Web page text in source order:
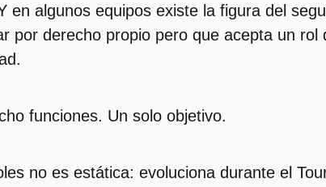
en algunos equipos existe la figura del
por derecho propio pero que acepta un
funciones. Un solo objetivo.
no es estática: evoluciona durante el